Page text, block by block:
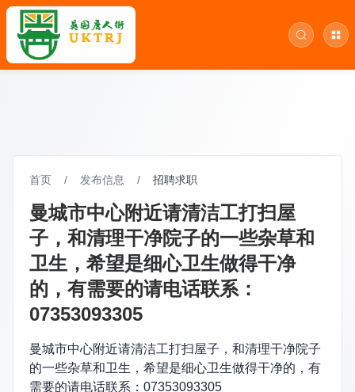
首页 / 发布信息 / 招聘求职
曼城市中心附近请清洁工打扫屋
子，和清理干净院子的一些杂草和
卫生，希望是细心卫生做得干净
的，有需要的请电话联系：
07353093305
曼城市中心附近请清洁工打扫屋子，和清理干净院子
的一些杂草和卫生，希望是细心卫生做得干净的，有
需要的请电话联系：07353093305